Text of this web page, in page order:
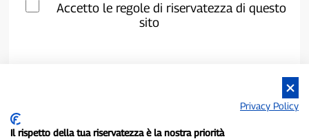
Accetto le regole di riservatezza di questo
sito
Privacy Policy
Il rispetto della tua riservatezza è la nostra priorità